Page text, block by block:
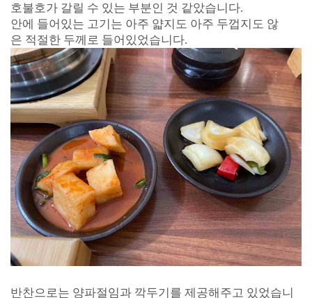
호불호가 갈릴 수 있는 부분인 것 같았습니다.
안에 들어있는 고기는 아주 얇지도 아주 두껍지도 않
은 적절한 두께로 들어있었습니다.
반찬으로는 양파절임과 깍두기를 제공해주고 있었습니